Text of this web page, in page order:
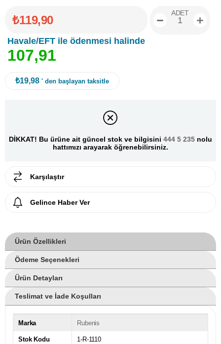
₺119,90
Havale/EFT ile ödenmesi halinde
107,91
ADET
₺19,98 ' den başlayan taksitle
DİKKAT! Bu ürüne ait güncel stok ve bilgisini 444 5 235 nolu
hattımızı arayarak öğrenebilirsiniz.
Karşılaştır
Gelince Haber Ver
Ürün Özellikleri
Ödeme Seçenekleri
Ürün Detayları
Teslimat ve İade Koşulları
Marka Rubenis
Stok Kodu 1-R-1110